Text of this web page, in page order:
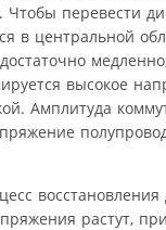
Чтобы перевести
в центральной
высокое
Амплитуда
растут, при